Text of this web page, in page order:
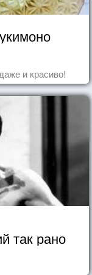
и красиво!
так рано